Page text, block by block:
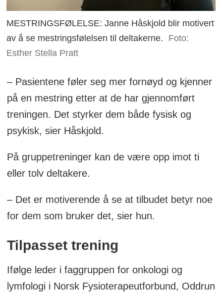
MESTRINGSFØLELSE: Janne Håskjold blir motivert
av å se mestringsfølelsen til deltakerne.
Foto:
Esther Stella Pratt
– Pasientene føler seg mer fornøyd og kjenner
på en mestring etter at de har gjennomført
treningen. Det styrker dem både fysisk og
psykisk, sier Håskjold.
På gruppetreninger kan de være opp imot ti
eller tolv deltakere.
– Det er motiverende å se at tilbudet betyr noe
for dem som bruker det, sier hun.
Tilpasset trening
Ifølge leder i faggruppen for onkologi og
lymfologi i Norsk Fysioterapeutforbund, Oddrun